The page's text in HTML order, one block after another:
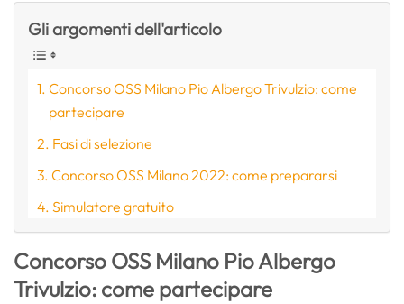
Gli argomenti dell'articolo
Concorso OSS Milano Pio Albergo Trivulzio: come
partecipare
Fasi di selezione
Concorso OSS Milano 2022: come prepararsi
Simulatore gratuito
Concorso OSS Milano Pio Albergo
Trivulzio: come partecipare